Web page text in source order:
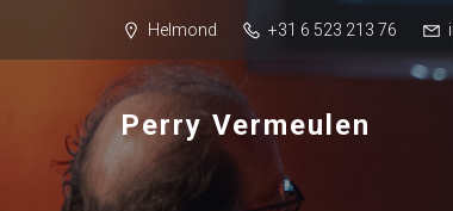
Helmond +31 6 523 213 76
Perry Vermeulen